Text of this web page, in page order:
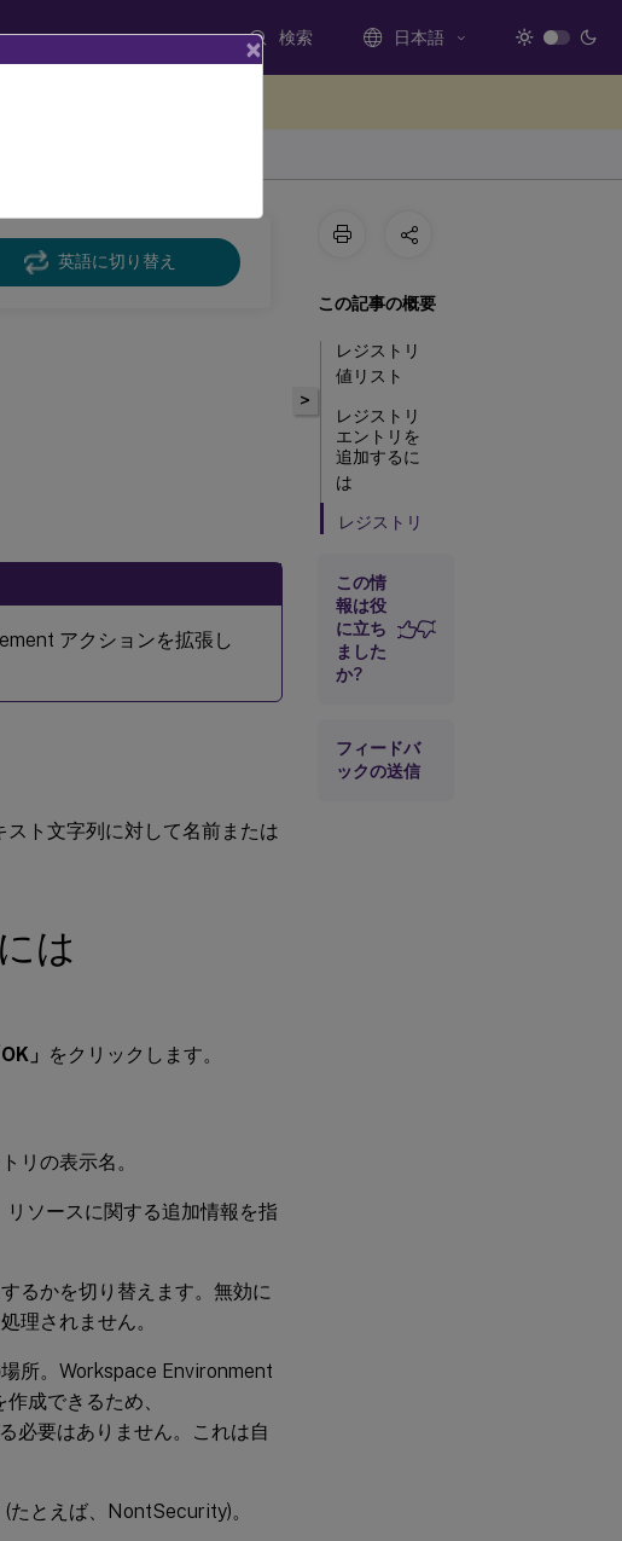
検索 日本語
英語に切り替え
アクションを拡張し
ト文字列に対して名前または
は
OK」 をクリックします。
リの表示名。
ソースに関する追加情報を指
るかを切り替えます。無効に
理されません。
所。Workspace Environment
成できるため、
必要はありません。これは自
たとえば、NontSecurity)。
>
この記事の概要
レジストリ
値リスト
レジストリ
エントリを
追加するに
は
レジストリ
この情
報は役
に立ち
ました
か?
フィードバ
ックの送信
×